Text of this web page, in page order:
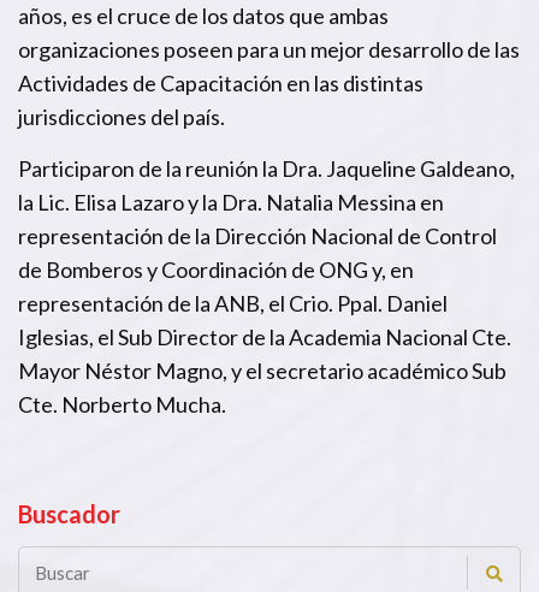
años, es el cruce de los datos que ambas
organizaciones poseen para un mejor desarrollo de las
Actividades de Capacitación en las distintas
jurisdicciones del país.
Participaron de la reunión la Dra. Jaqueline Galdeano,
la Lic. Elisa Lazaro y la Dra. Natalia Messina en
representación de la Dirección Nacional de Control
de Bomberos y Coordinación de ONG y, en
representación de la ANB, el Crio. Ppal. Daniel
Iglesias, el Sub Director de la Academia Nacional Cte.
Mayor Néstor Magno, y el secretario académico Sub
Cte. Norberto Mucha.
Buscador